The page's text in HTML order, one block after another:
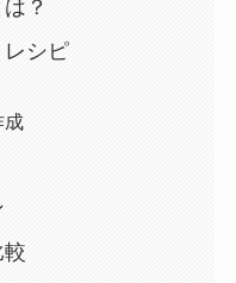
？
シピ
成